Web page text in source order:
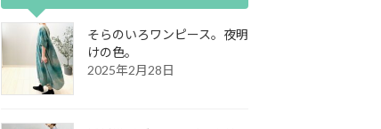
そらのいろワンピース。夜明
けの色。
2025年2月28日